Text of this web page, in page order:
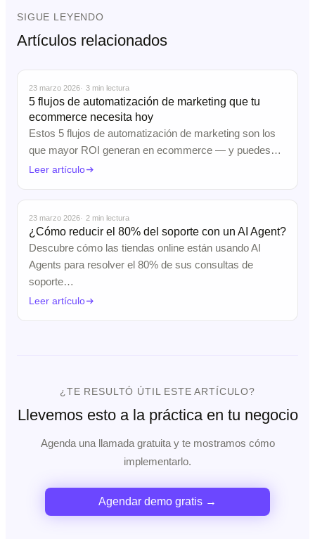
SIGUE LEYENDO
Artículos relacionados
Automatización de Marketing
23 marzo 2026 3 min lectura
5 flujos de automatización de marketing que tu
ecommerce necesita hoy
Estos 5 flujos de automatización de marketing son los
que mayor ROI generan en ecommerce — y puedes…
Leer artículo
AI Agents
23 marzo 2026 2 min lectura
¿Cómo reducir el 80% del soporte con un AI Agent?
Descubre cómo las tiendas online están usando AI
Agents para resolver el 80% de sus consultas de
soporte…
Leer artículo
¿TE RESULTÓ ÚTIL ESTE ARTÍCULO?
Llevemos esto a la práctica en tu negocio
Agenda una llamada gratuita y te mostramos cómo
implementarlo.
Agendar demo gratis →